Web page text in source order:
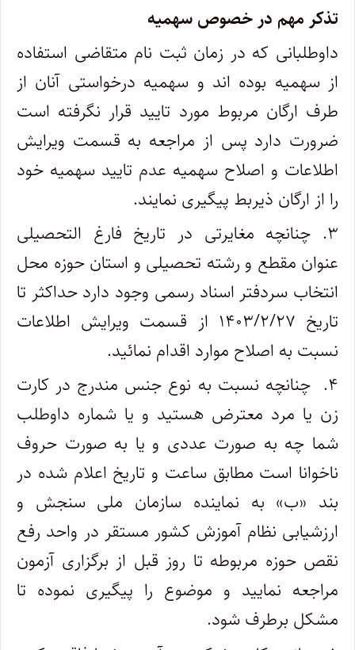
تذکر مهم در خصوص سهمیه
داوطلبانی که در زمان ثبت نام متقاضی استفاده
از سهمیه بوده اند و سهمیه درخواستی آنان از
طرف ارگان مربوط مورد تایید قرار نگرفته است
ضرورت دارد پس از مراجعه به قسمت ویرایش
اطلاعات و اصلاح سهمیه عدم تایید سهمیه خود
را از ارگان ذیربط پیگیری نمایند.
۳. چنانچه مغایرتی در تاریخ فارغ التحصیلی
عنوان مقطع و رشته تحصیلی و استان حوزه محل
انتخاب سردفتر اسناد رسمی وجود دارد حداکثر تا
تاریخ ۱۴۰۳/۲/۲۷ از قسمت ویرایش اطلاعات
نسبت به اصلاح موارد اقدام نمائید.
۴. چنانچه نسبت به نوع جنس مندرج در کارت
زن یا مرد معترض هستید و یا شماره داوطلب
شما چه به صورت عددی و یا به صورت حروف
ناخوانا است مطابق ساعت و تاریخ اعلام شده در
بند «ب» به نماینده سازمان ملی سنجش و
ارزشیابی نظام آموزش کشور مستقر در واحد رفع
نقص حوزه مربوطه تا روز قبل از برگزاری آزمون
مراجعه نمایید و موضوع را پیگیری نموده تا
مشکل برطرف شود.